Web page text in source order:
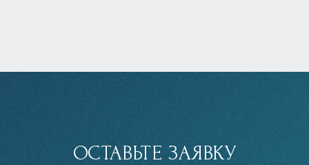
ОСТАВЬТЕ ЗАЯВКУ